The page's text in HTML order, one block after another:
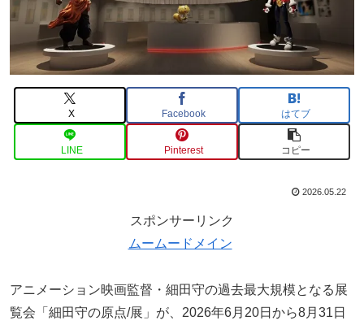
X Facebook はてブ
LINE Pinterest コピー
2026.05.22
スポンサーリンク
ムームードメイン
アニメーション映画監督・細田守の過去最大規模となる展
覧会「細田守の原点/展」が、2026年6月20日から8月31日